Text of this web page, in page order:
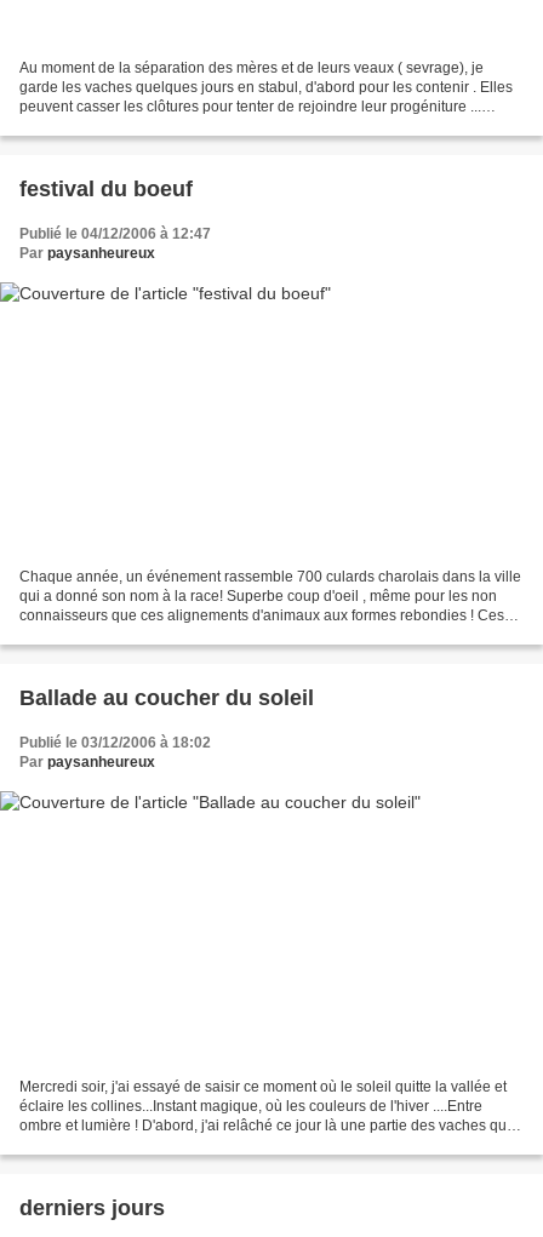
Au moment de la séparation des mères et de leurs veaux ( sevrage), je
garde les vaches quelques jours en stabul, d'abord pour les contenir . Elles
peuvent casser les clôtures pour tenter de rejoindre leur progéniture ...
festival du boeuf
Publié le 04/12/2006 à 12:47
Par paysanheureux
Chaque année, un événement rassemble 700 culards charolais dans la ville
qui a donné son nom à la race! Superbe coup d'oeil , même pour les non
connaisseurs que ces alignements d'animaux aux formes rebondies ! Ces
Ballade au coucher du soleil
Publié le 03/12/2006 à 18:02
Par paysanheureux
Mercredi soir, j'ai essayé de saisir ce moment où le soleil quitte la vallée et
éclaire les collines...Instant magique, où les couleurs de l'hiver ....Entre
ombre et lumière ! D'abord, j'ai relâché ce jour là une partie des vaches que
derniers jours